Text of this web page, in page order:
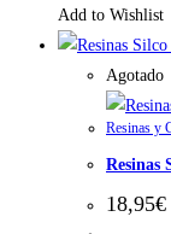
Add to Wishlist
Agotado
Resinas y
Resinas
18,95€